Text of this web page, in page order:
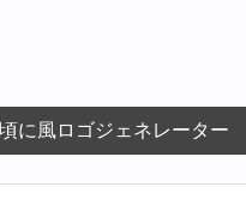
に風ロゴジェネレーター